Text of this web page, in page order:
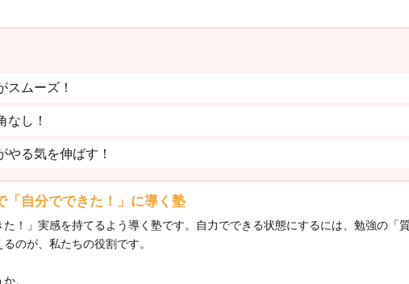
スムーズ！
なし！
る気を伸ばす！
「自分でできた！」に導く塾
！」実感を持てるよう導く塾です。自力でできる状態にするには、勉強の「
のが、私たちの役割です。
。